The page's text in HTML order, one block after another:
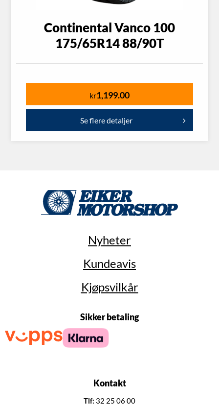
Continental Vanco 100
175/65R14 88/90T
kr1,199.00
Se flere detaljer
Nyheter
Kundeavis
Kjøpsvilkår
Sikker betaling
Kontakt
Tlf: 32 25 06 00